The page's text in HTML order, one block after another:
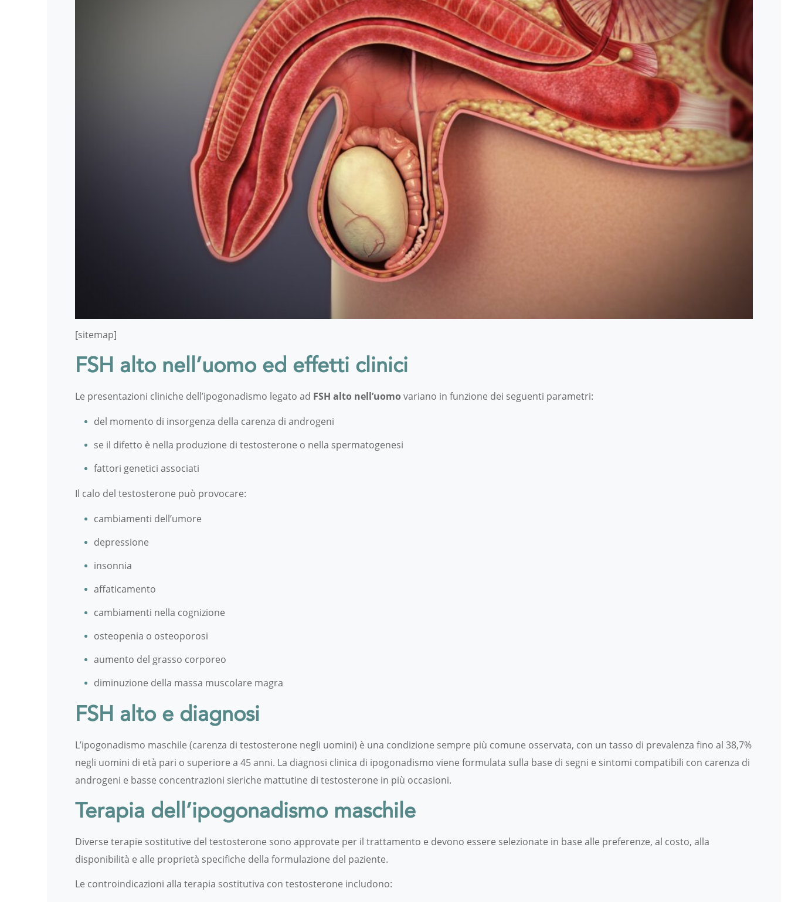
[sitemap]
FSH alto nell’uomo ed effetti clinici
Le presentazioni cliniche dell’ipogonadismo legato ad FSH alto nell’uomovariano in funzione dei seguenti parametri:
del momento di insorgenza della carenza di androgeni
se il difetto è nella produzione di testosterone o nella spermatogenesi
fattori genetici associati
Il calo del testosterone può provocare:
cambiamenti dell’umore
depressione
insonnia
affaticamento
cambiamenti nella cognizione
osteopenia o osteoporosi
aumento del grasso corporeo
diminuzione della massa muscolare magra
FSH alto e diagnosi
L’ipogonadismo maschile (carenza di testosterone negli uomini) è una condizione sempre più comune osservata, con un tasso di prevalenza fino al 38,7%
negli uomini di età pari o superiore a 45 anni. La diagnosi clinica di ipogonadismo viene formulata sulla base di segni e sintomi compatibili con carenza di
androgeni e basse concentrazioni sieriche mattutine di testosterone in più occasioni.
Terapia dell’ipogonadismo maschile
Diverse terapie sostitutive del testosterone sono approvate per il trattamento e devono essere selezionate in base alle preferenze, al costo, alla
disponibilità e alle proprietà specifiche della formulazione del paziente.
Le controindicazioni alla terapia sostitutiva con testosterone includono: